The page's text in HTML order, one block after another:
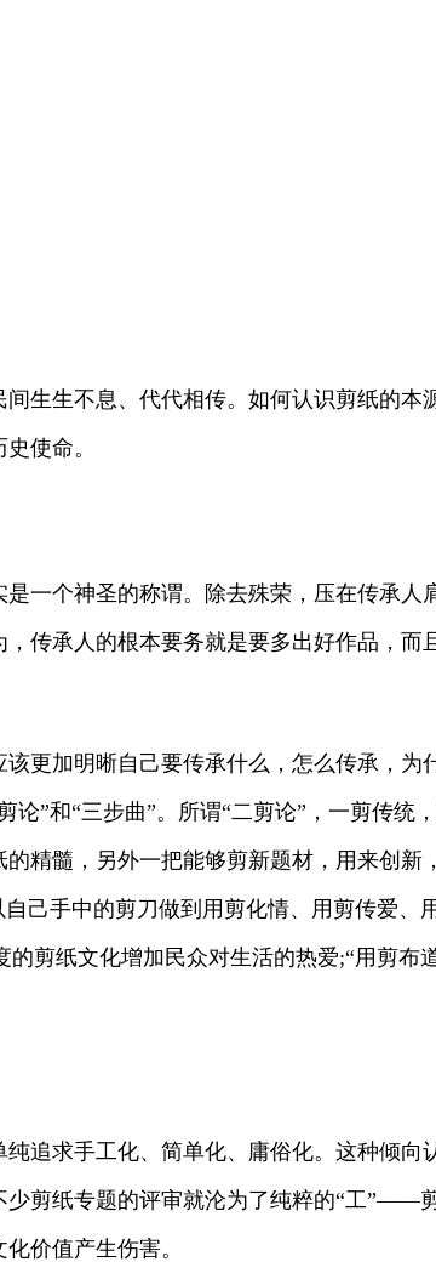
生不息、代代相传。如何认识剪纸的本
使命。
个神圣的称谓。除去殊荣，压在传承人
传承人的根本要务就是要多出好作品，
加明晰自己要传承什么，怎么传承，为
”和“三步曲”。所谓“二剪论”，一剪传统
精髓，另外一把能够剪新题材，用来创
己手中的剪刀做到用剪化情、用剪传爱、
剪纸文化增加民众对生活的热爱;“用剪布
求手工化、简单化、庸俗化。这种倾向
剪纸专题的评审就沦为了纯粹的“工”——
价值产生伤害。